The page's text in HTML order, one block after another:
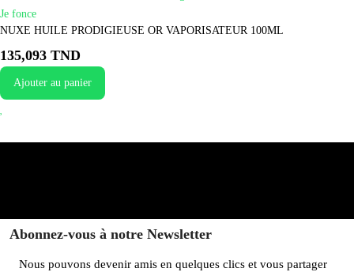
Je fonce
NUXE HUILE PRODIGIEUSE OR VAPORISATEUR 100ML
135,093 TND
Ajouter au panier
Abonnez-vous à notre Newsletter
Nous pouvons devenir amis en quelques clics et vous partager